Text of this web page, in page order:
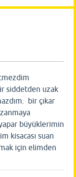
siddetden uzak
bir çıkar
büyüklerimin
kisacası suan
için elimden